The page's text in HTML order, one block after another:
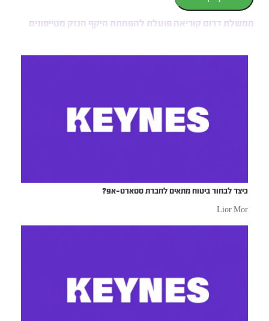
ממשלת דרום קוריאה פועלת להפחתת היקף הנזק מטייפונים
כיצד לבחור ביטוח מתאים לחברת סטארט-אפ?
Lior Mor